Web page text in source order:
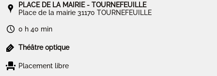
PLACE DE LA MAIRIE - TOURNEFEUILLE
Place de la mairie 31170 TOURNEFEUILLE
0 h 40 min
Théâtre optique
Placement libre